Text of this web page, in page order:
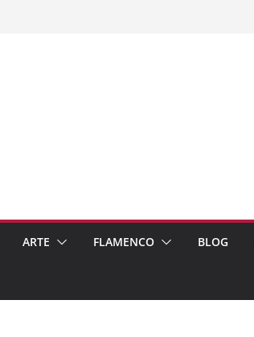
ARTE FLAMENCO BLOG